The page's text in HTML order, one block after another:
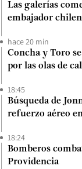
Las galerías
embajador
hace 20 min
Concha y Toro
por las olas de
18:45
Búsqueda de
refuerzo aéreo
18:24
Bomberos
Providencia